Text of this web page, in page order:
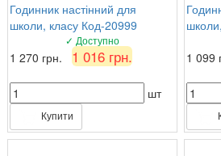
Годинник настінний для
школи, класу Код-20999
✓ Доступно
1 270 грн. 1 016 грн.
шт
Купити
1 099